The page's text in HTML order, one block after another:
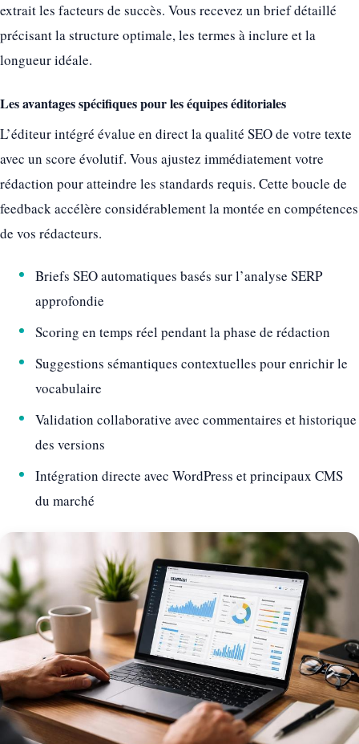
extrait les facteurs de succès. Vous recevez un brief détaillé
précisant la structure optimale, les termes à inclure et la
longueur idéale.
Les avantages spécifiques pour les équipes éditoriales
L’éditeur intégré évalue en direct la qualité SEO de votre texte
avec un score évolutif. Vous ajustez immédiatement votre
rédaction pour atteindre les standards requis. Cette boucle de
feedback accélère considérablement la montée en compétences
de vos rédacteurs.
Briefs SEO automatiques basés sur l’analyse SERP
approfondie
Scoring en temps réel pendant la phase de rédaction
Suggestions sémantiques contextuelles pour enrichir le
vocabulaire
Validation collaborative avec commentaires et historique
des versions
Intégration directe avec WordPress et principaux CMS
du marché